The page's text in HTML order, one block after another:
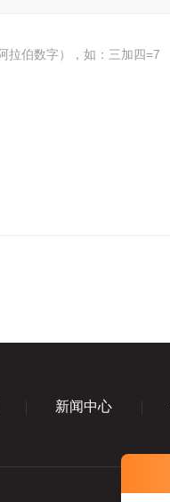
拉伯数字），如：三加四=7
新闻中心